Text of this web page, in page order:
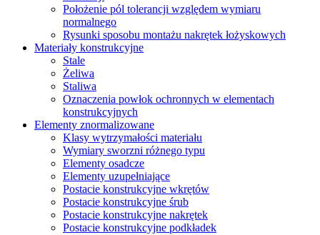
Położenie pól tolerancji względem wymiaru
normalnego
Rysunki sposobu montażu nakrętek łożyskowych
Materiały konstrukcyjne
Stale
Żeliwa
Staliwa
Oznaczenia powłok ochronnych w elementach
konstrukcyjnych
Elementy znormalizowane
Klasy wytrzymałości materiału
Wymiary sworzni różnego typu
Elementy osadcze
Elementy uzupełniające
Postacie konstrukcyjne wkrętów
Postacie konstrukcyjne śrub
Postacie konstrukcyjne nakrętek
Postacie konstrukcyjne podkładek